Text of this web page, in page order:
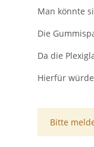
Man könnte
Die
Da die
Hierfür
x
Bitte